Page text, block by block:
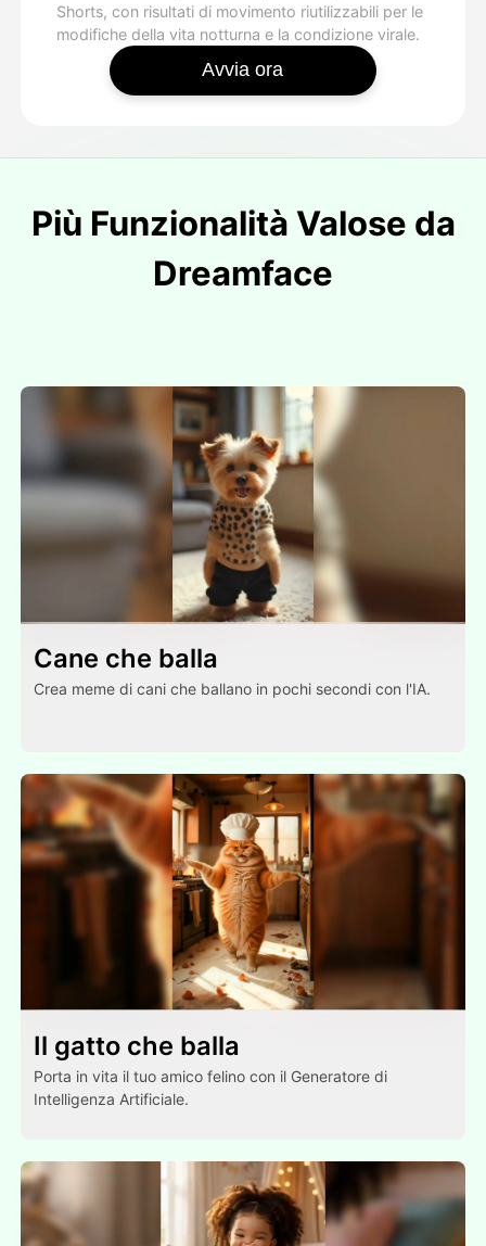
Shorts, con risultati di movimento riutilizzabili per le
modifiche della vita notturna e la condizione virale.
Avvia ora
Più Funzionalità Valose da
Dreamface
Cane che balla
Crea meme di cani che ballano in pochi secondi con l'IA.
Il gatto che balla
Porta in vita il tuo amico felino con il Generatore di
Intelligenza Artificiale.